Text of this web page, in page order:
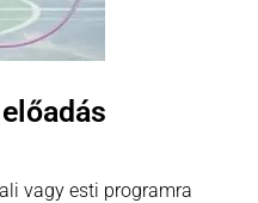
vagy esti programra